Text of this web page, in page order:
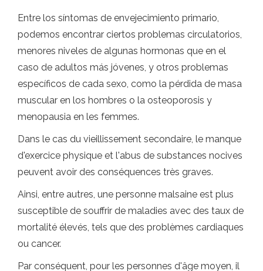
Entre los síntomas de envejecimiento primario,
podemos encontrar ciertos problemas circulatorios,
menores niveles de algunas hormonas que en el
caso de adultos más jóvenes, y otros problemas
específicos de cada sexo, como la pérdida de masa
muscular en los hombres o la osteoporosis y
menopausia en les femmes.
Dans le cas du vieillissement secondaire, le manque
d'exercice physique et l'abus de substances nocives
peuvent avoir des conséquences très graves.
Ainsi, entre autres, une personne malsaine est plus
susceptible de souffrir de maladies avec des taux de
mortalité élevés, tels que des problèmes cardiaques
ou cancer.
Par conséquent, pour les personnes d'âge moyen, il